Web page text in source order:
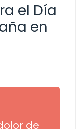
el Día
en
de